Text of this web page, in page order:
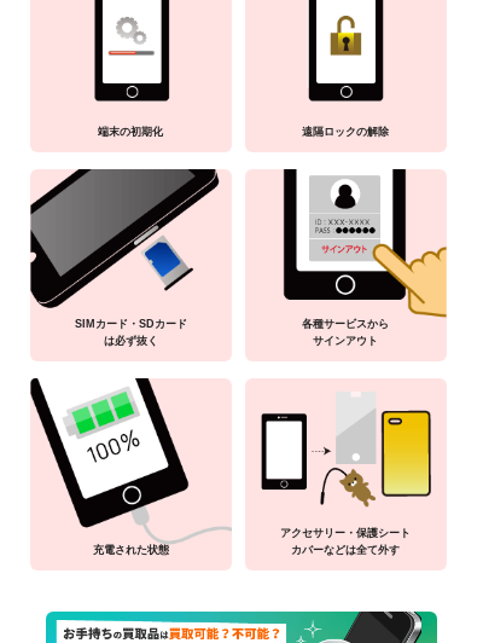
端末の初期化 遠隔ロックの解除
SIMカード・SDカード
は必ず抜く
各種サービスから
サインアウト
充電された状態
アクセサリー・保護シート
カバーなどは全て外す